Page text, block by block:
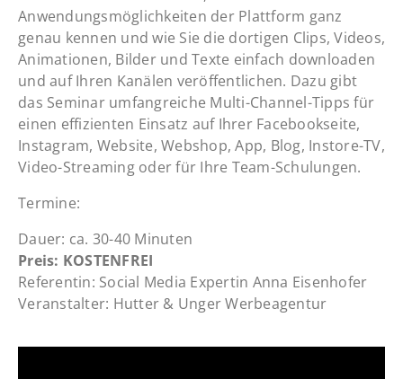
Anwendungsmöglichkeiten der Plattform ganz
genau kennen und wie Sie die dortigen Clips, Videos,
Animationen, Bilder und Texte einfach downloaden
und auf Ihren Kanälen veröffentlichen. Dazu gibt
das Seminar umfangreiche Multi-Channel-Tipps für
einen effizienten Einsatz auf Ihrer Facebookseite,
Instagram, Website, Webshop, App, Blog, Instore-TV,
Video-Streaming oder für Ihre Team-Schulungen.
Termine:
Dauer: ca. 30-40 Minuten
Preis: KOSTENFREI
Referentin: Social Media Expertin Anna Eisenhofer
Veranstalter: Hutter & Unger Werbeagentur